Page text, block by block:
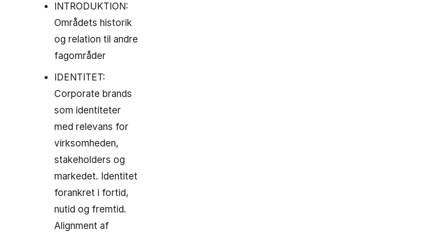
INTRODUKTION:
Områdets historik
og relation til andre
fagområder
IDENTITET:
Corporate brands
som identiteter
med relevans for
virksomheden,
stakeholders og
markedet. Identitet
forankret i fortid,
nutid og fremtid.
Alignment af